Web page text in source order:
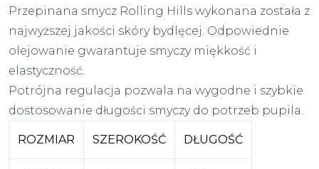
Przepinana smycz Rolling Hills wykonana została z
najwyższej jakości skóry bydlęcej. Odpowiednie
olejowanie gwarantuje smyczy miękkość i
elastyczność.
Potrójna regulacja pozwala na wygodne i szybkie
dostosowanie długości smyczy do potrzeb pupila.
ROZMIAR SZEROKOŚĆ DŁUGOŚĆ